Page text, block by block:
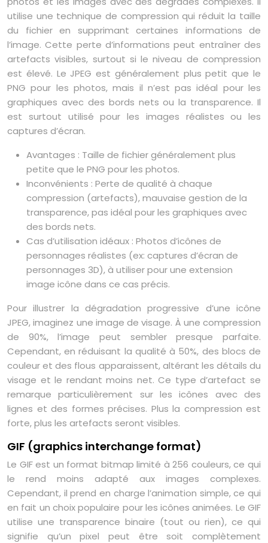
utilise une technique de compression qui réduit la taille
du fichier en supprimant certaines informations de
l’image. Cette perte d’informations peut entraîner des
artefacts visibles, surtout si le niveau de compression
est élevé. Le JPEG est généralement plus petit que le
PNG pour les photos, mais il n’est pas idéal pour les
graphiques avec des bords nets ou la transparence. Il
est surtout utilisé pour les images réalistes ou les
captures d’écran.
Avantages : Taille de fichier généralement plus
petite que le PNG pour les photos.
Inconvénients : Perte de qualité à chaque
compression (artefacts), mauvaise gestion de la
transparence, pas idéal pour les graphiques avec
des bords nets.
Cas d’utilisation idéaux : Photos d’icônes de
personnages réalistes (ex: captures d’écran de
personnages 3D), à utiliser pour une extension
image icône dans ce cas précis.
Pour illustrer la dégradation progressive d’une icône
JPEG, imaginez une image de visage. À une compression
de 90%, l’image peut sembler presque parfaite.
Cependant, en réduisant la qualité à 50%, des blocs de
couleur et des flous apparaissent, altérant les détails du
visage et le rendant moins net. Ce type d’artefact se
remarque particulièrement sur les icônes avec des
lignes et des formes précises. Plus la compression est
forte, plus les artefacts seront visibles.
GIF (graphics interchange format)
Le GIF est un format bitmap limité à 256 couleurs, ce qui
le rend moins adapté aux images complexes.
Cependant, il prend en charge l’animation simple, ce qui
en fait un choix populaire pour les icônes animées. Le GIF
utilise une transparence binaire (tout ou rien), ce qui
signifie qu’un pixel peut être soit complètement